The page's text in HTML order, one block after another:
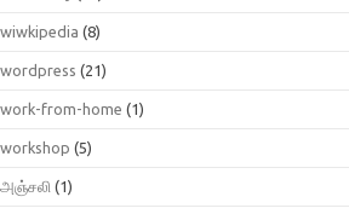
wiwkipedia (8)
wordpress (21)
work-from-home (1)
workshop (5)
அஞ்சலி (1)